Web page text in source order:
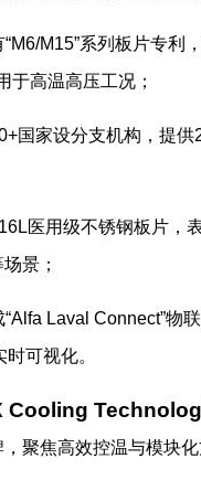
M15”系列板片专
于高温高压工况；
国家设分支机构，提
医用级不锈钢板片，
景；
Laval Connect”物
可视化。
Cooling
聚焦高效控温与模块化